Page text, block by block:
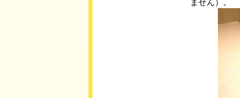
ません）。